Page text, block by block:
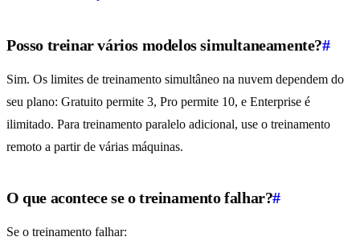
Posso treinar vários modelos simultaneamente?#
Sim. Os limites de treinamento simultâneo na nuvem dependem do
seu plano: Gratuito permite 3, Pro permite 10, e Enterprise é
ilimitado. Para treinamento paralelo adicional, use o treinamento
remoto a partir de várias máquinas.
O que acontece se o treinamento falhar?#
Se o treinamento falhar: